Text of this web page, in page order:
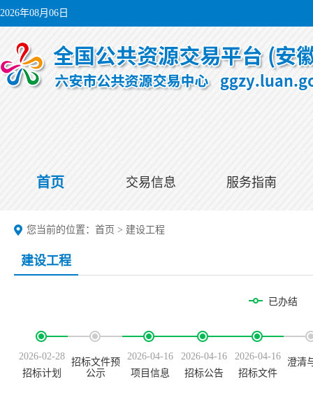
2026年08月06日
首页 交易信息 服务指南
您当前的位置： 首页 > 建设工程
建设工程
已办结
2026-02-28
招标计划
招标文件预
公示
2026-04-16
项目信息
2026-04-16
招标公告
2026-04-16
招标文件
澄清